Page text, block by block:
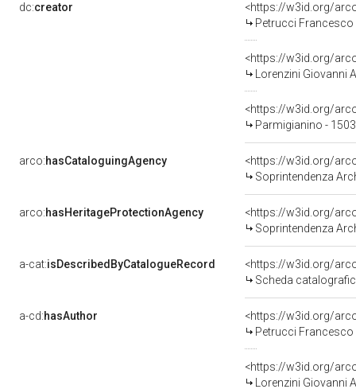
dc:creator
<https://w3id.org/
Petrucci
<https://w3id.org/
Lorenzini Giovanni
<https://w3id.org/
Parmigianino -
arco:hasCataloguingAgency
<https://w3id.org/
Soprintendenza
arco:hasHeritageProtectionAgency
<https://w3id.org/
Soprintendenza
a-cat:isDescribedByCatalogueRecord
<https://w3id.org/
Scheda
a-cd:hasAuthor
<https://w3id.org/
Petrucci
<https://w3id.org/
Lorenzini Giovanni